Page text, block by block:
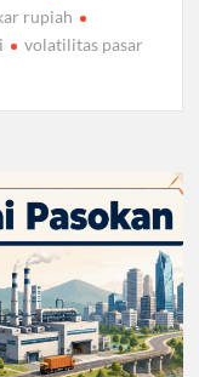
rupiah
volatilitas pasar